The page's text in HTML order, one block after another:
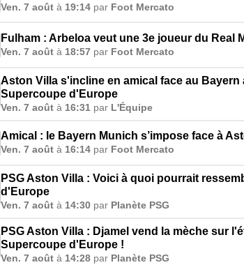
Ven. 7 août à 19:14 par Foot Mercato
Fulham : Arbeloa veut une 3e joueur du Real
Ven. 7 août à 18:57 par Foot Mercato
Aston Villa s'incline en amical face au
Supercoupe d'Europe
Ven. 7 août à 16:31 par L'Équipe
Amical : le Bayern Munich s’impose face à
Ven. 7 août à 16:14 par Foot Mercato
PSG Aston Villa : Voici à quoi pourrait
d'Europe
Ven. 7 août à 14:30 par Planète PSG
PSG Aston Villa : Djamel vend la mèche sur
Supercoupe d'Europe !
Ven. 7 août à 14:28 par Planète PSG